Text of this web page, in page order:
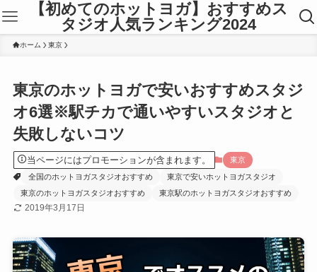
【初めてのホットヨガ】おすすめス
タジオ人気ランキング2024
ホーム 東京
東京のホットヨガで安いおすすめスタジ
オ6選※駅チカで通いやすいスタジオと
失敗しないコツ
当ページにはプロモーションが含まれます。
東京
全国のホットヨガスタジオおすすめ
東京で安いホットヨガスタジオ
東京のホットヨガスタジオおすすめ
東京駅のホットヨガスタジオおすすめ
2019年3月17日